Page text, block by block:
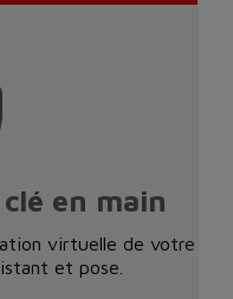
en main
virtuelle de votre
et pose.